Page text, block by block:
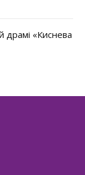
драмі «Киснева